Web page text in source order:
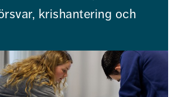
krishantering och